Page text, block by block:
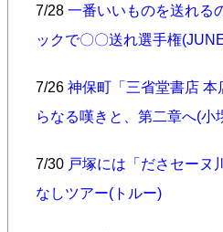
7/28 一番いいものを送れる
ックで〇〇送れ選手権
7/26 神保町「三省堂書店 本
らなる嘆きと、第二章へ(小
7/30 戸塚には「ださセーヌ
なしツアー(トルー)